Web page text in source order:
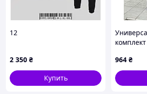
12
2 350 ₴
Купить
964 ₴